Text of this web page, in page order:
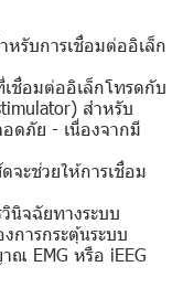
หรับการเชื่อมต่ออิเล็ก
ชื่อมต่ออิเล็กโทรดกับ
สำหรับ
อดภัย - เนื่องจากมี
ะช่วยให้การเชื่อม
จฉัยทางระบบ
การกระตุ้นระบบ
EMG หรือ iEEG